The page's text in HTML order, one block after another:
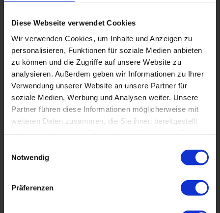
Diese Webseite verwendet Cookies
Wir verwenden Cookies, um Inhalte und Anzeigen zu
personalisieren, Funktionen für soziale Medien anbieten
zu können und die Zugriffe auf unsere Website zu
analysieren. Außerdem geben wir Informationen zu Ihrer
Verwendung unserer Website an unsere Partner für
soziale Medien, Werbung und Analysen weiter. Unsere
Partner führen diese Informationen möglicherweise mit
weiteren Daten zusammen, die Sie ihnen bereitgestellt
Notwendig
Präferenzen
DERZEIT MEISTVERKAUFTE
GOLFBÄLLE
11,00 €
SALE
LAKEBALLS MIX